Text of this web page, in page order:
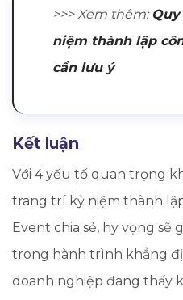
>>>Xem thêm:
niệm thành lập
cần lưu ý
Kết luận
Với 4 yếu tố quan trọng
trang trí kỷ niệm thành
Event chia sẻ, hy vọng sẽ
trong hành trình khẳng
doanh nghiệp đang thấy